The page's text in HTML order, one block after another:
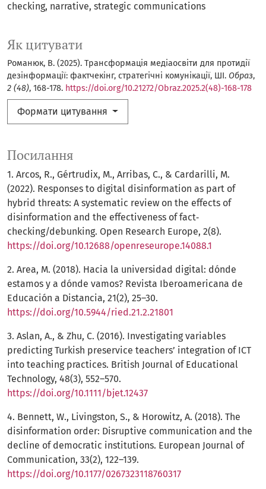
checking narrative strategic communications
Як цитувати
Романюк, В. (2025). Трансформація медіаосвіти для протидії
дезінформації: фактчекінг, стратегічні комунікації, ШІ. Образ,
2 (48), 168-178. https://doi.org/10.21272/Obraz.2025.2(48)-168-178
Формати цитування
Посилання
1. Arcos, R., Gértrudix, M., Arribas, C., & Cardarilli, M.
(2022). Responses to digital disinformation as part of
hybrid threats: A systematic review on the effects of
disinformation and the effectiveness of fact‐
checking/debunking. Open Research Europe, 2(8).
https://doi.org/10.12688/openreseurope.14088.1
2. Area, M. (2018). Hacia la universidad digital: dónde
estamos y a dónde vamos? Revista Iberoamericana de
Educación a Distancia, 21(2), 25–30.
https://doi.org/10.5944/ried.21.2.21801
3. Aslan, A., & Zhu, C. (2016). Investigating variables
predicting Turkish preservice teachers’ integration of ICT
into teaching practices. British Journal of Educational
Technology, 48(3), 552–570.
https://doi.org/10.1111/bjet.12437
4. Bennett, W., Livingston, S., & Horowitz, A. (2018). The
disinformation order: Disruptive communication and the
decline of democratic institutions. European Journal of
Communication, 33(2), 122–139.
https://doi.org/10.1177/0267323118760317